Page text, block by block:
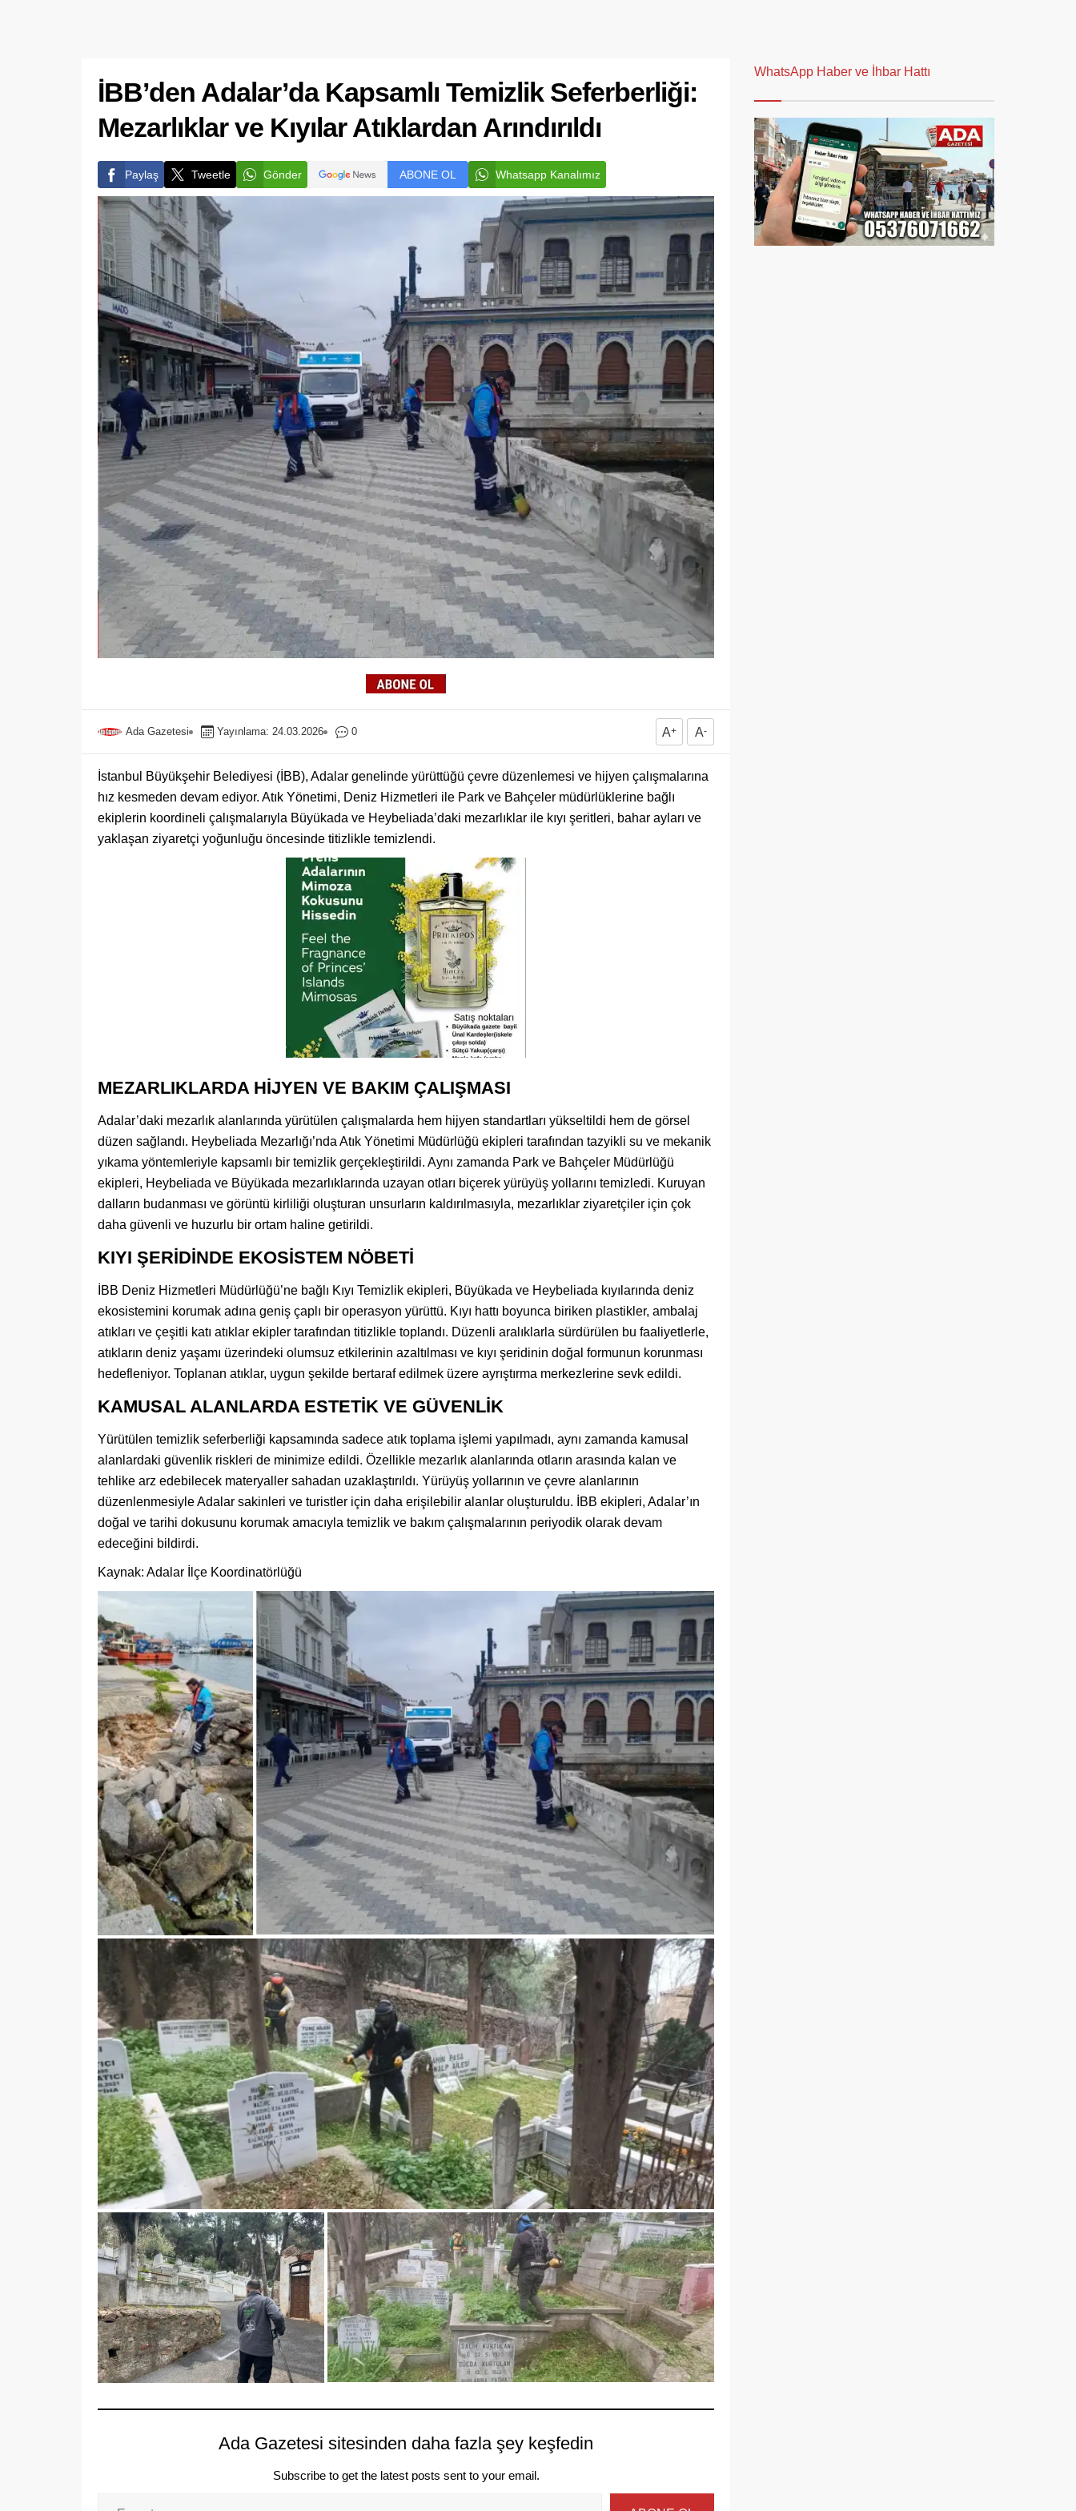
İBB’den Adalar’da Kapsamlı Temizlik Seferberliği:
Mezarlıklar ve Kıyılar Atıklardan Arındırıldı
Paylaş Tweetle Gönder ABONE OL Whatsapp Kanalımız
Ada Gazetesi Yayınlama: 24.03.2026 0 A+ A-
İstanbul Büyükşehir Belediyesi (İBB), Adalar genelinde yürüttüğü çevre düzenlemesi ve hijyen çalışmalarına
hız kesmeden devam ediyor. Atık Yönetimi, Deniz Hizmetleri ile Park ve Bahçeler müdürlüklerine bağlı
ekiplerin koordineli çalışmalarıyla Büyükada ve Heybeliada’daki mezarlıklar ile kıyı şeritleri, bahar ayları ve
yaklaşan ziyaretçi yoğunluğu öncesinde titizlikle temizlendi.
MEZARLIKLARDA HİJYEN VE BAKIM ÇALIŞMASI
Adalar’daki mezarlık alanlarında yürütülen çalışmalarda hem hijyen standartları yükseltildi hem de görsel
düzen sağlandı. Heybeliada Mezarlığı’nda Atık Yönetimi Müdürlüğü ekipleri tarafından tazyikli su ve mekanik
yıkama yöntemleriyle kapsamlı bir temizlik gerçekleştirildi. Aynı zamanda Park ve Bahçeler Müdürlüğü
ekipleri, Heybeliada ve Büyükada mezarlıklarında uzayan otları biçerek yürüyüş yollarını temizledi. Kuruyan
dalların budanması ve görüntü kirliliği oluşturan unsurların kaldırılmasıyla, mezarlıklar ziyaretçiler için çok
daha güvenli ve huzurlu bir ortam haline getirildi.
KIYI ŞERİDİNDE EKOSİSTEM NÖBETİ
İBB Deniz Hizmetleri Müdürlüğü’ne bağlı Kıyı Temizlik ekipleri, Büyükada ve Heybeliada kıyılarında deniz
ekosistemini korumak adına geniş çaplı bir operasyon yürüttü. Kıyı hattı boyunca biriken plastikler, ambalaj
atıkları ve çeşitli katı atıklar ekipler tarafından titizlikle toplandı. Düzenli aralıklarla sürdürülen bu faaliyetlerle,
atıkların deniz yaşamı üzerindeki olumsuz etkilerinin azaltılması ve kıyı şeridinin doğal formunun korunması
hedefleniyor. Toplanan atıklar, uygun şekilde bertaraf edilmek üzere ayrıştırma merkezlerine sevk edildi.
KAMUSAL ALANLARDA ESTETİK VE GÜVENLİK
Yürütülen temizlik seferberliği kapsamında sadece atık toplama işlemi yapılmadı, aynı zamanda kamusal
alanlardaki güvenlik riskleri de minimize edildi. Özellikle mezarlık alanlarında otların arasında kalan ve
tehlike arz edebilecek materyaller sahadan uzaklaştırıldı. Yürüyüş yollarının ve çevre alanlarının
düzenlenmesiyle Adalar sakinleri ve turistler için daha erişilebilir alanlar oluşturuldu. İBB ekipleri, Adalar’ın
doğal ve tarihi dokusunu korumak amacıyla temizlik ve bakım çalışmalarının periyodik olarak devam
edeceğini bildirdi.
Kaynak: Adalar İlçe Koordinatörlüğü
Ada Gazetesi sitesinden daha fazla şey keşfedin
Subscribe to get the latest posts sent to your email.
WhatsApp Haber ve İhbar Hattı